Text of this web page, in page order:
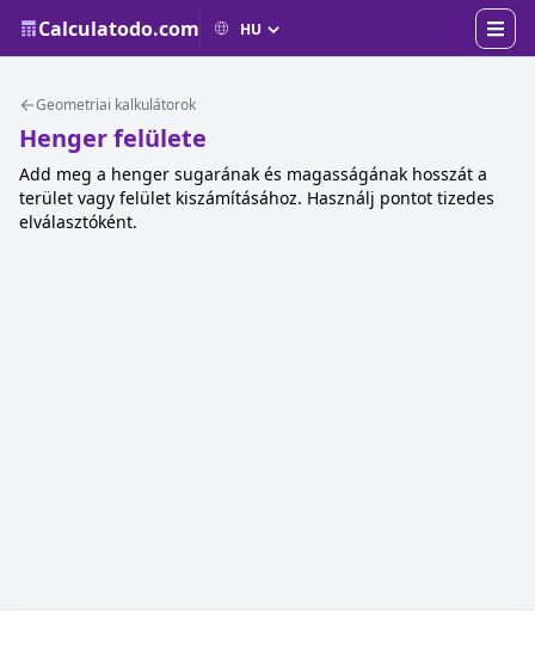
Calculatodo.com
Geometriai kalkulátorok
Henger felülete
Add meg a henger sugarának és magasságának hosszát a
terület vagy felület kiszámításához. Használj pontot tizedes
elválasztóként.